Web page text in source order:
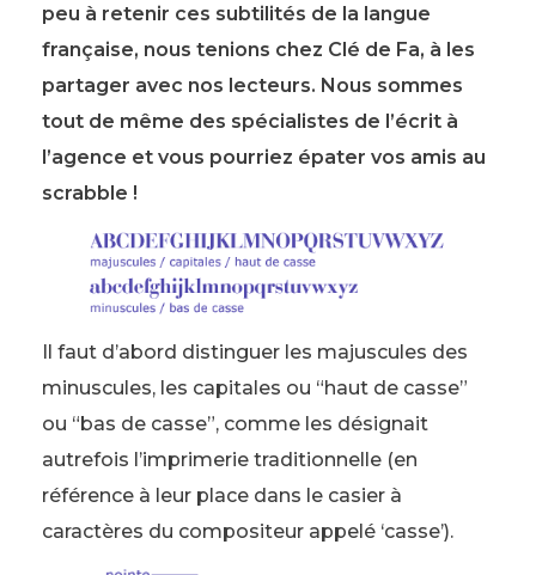
peu à retenir ces subtilités de la langue
française, nous tenions chez Clé de Fa, à les
partager avec nos lecteurs. Nous sommes
tout de même des spécialistes de l’écrit à
l’agence et vous pourriez épater vos amis au
scrabble !
Il faut d’abord distinguer les majuscules des
minuscules, les capitales ou “haut de casse”
ou “bas de casse”, comme les désignait
autrefois l’imprimerie traditionnelle (en
référence à leur place dans le casier à
caractères du compositeur appelé ‘casse’).